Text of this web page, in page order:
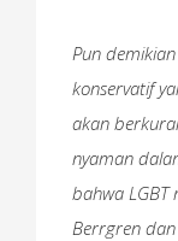
Pun
konservatif
akan
nyaman
bahwa LGBT
Berrgren